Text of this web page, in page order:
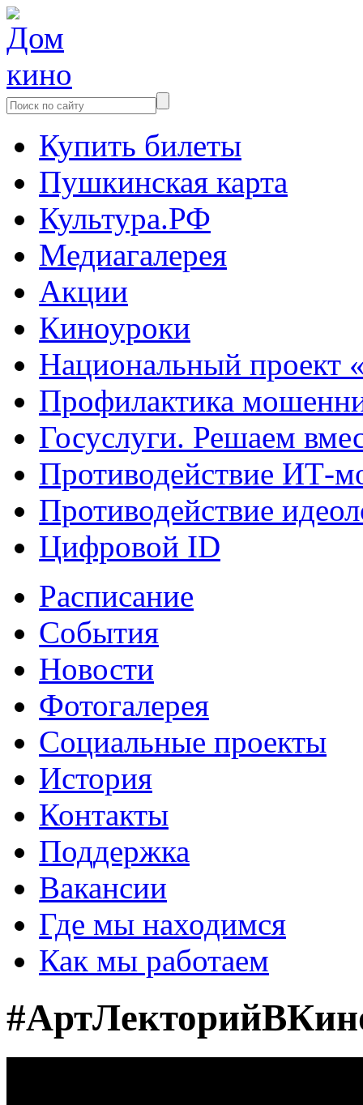
Купить билеты
Пушкинская карта
Культура.РФ
Медиагалерея
Акции
Киноуроки
Национальный проект
Профилактика
Госуслуги. Решаем
Противодействие ИТ-
Противодействие
Цифровой ID
Расписание
События
Новости
Фотогалерея
Социальные проекты
История
Контакты
Поддержка
Вакансии
Где мы находимся
Как мы работаем